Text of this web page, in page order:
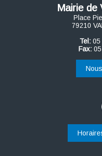
Mairie de
Place
79210
Tel: 05
Fax: